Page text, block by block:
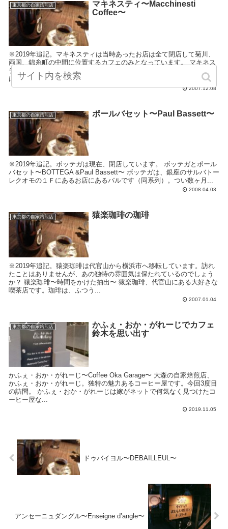
東京都の自家焙煎店
マキネスティ〜Macchinesti
Coffee〜
※2019年追記。マキネスティは当時あったお店は全て閉店して菊川、
両国、錦糸町の中間に位置するカフェのみとなっています。 マキネス
ティコーヒー〜エスプレッソとラテアート〜 マキネスティはパッと見
はなんてことな...
2007.12.08
東京都の自家焙煎店 ポールバセット〜Paul Bassett〜
※2019年追記。ボッテガは現在、閉店しています。 ボッテガとポール
バセット〜BOTTEGA &Paul Bassett〜 ボッテガは、銀座のサルバトー
レクオモの１Ｆにあるお店にあるバルです（同系列）。つい数ヶ月...
2008.04.03
東京都の自家焙煎店 猿楽珈琲の珈琲
※2019年追記。猿楽珈琲は代官山から横浜市へ移転しています。訪れ
たことはありませんが、あの独特の雰囲気は保たれているのでしょう
か？ 猿楽珈琲〜時間をかけた抽出〜 猿楽珈琲、代官山にある大好きな
喫茶店です。珈琲は、ふつう...
2007.01.04
東京都の自家焙煎店
かふぇ・おか・がれーじでカフェ
鈴木を思い出す
かふぇ・おか・がれーじ〜Coffee Oka Garage〜 大森の自家焙煎店、
かふぇ・おか・がれーじ。独特の魅力あるコーヒー屋です。今回3度目
の訪問。 かふぇ・おか・がれーじは嫁がネットで何気なく見つけたコ
ーヒー屋な...
2019.11.05
ドゥバイヨル〜DEBAILLEUL〜
アンセーニュダングル〜Enseigne d’angle〜